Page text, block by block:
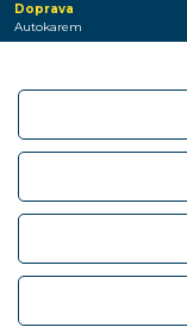
Doprava
Autokarem